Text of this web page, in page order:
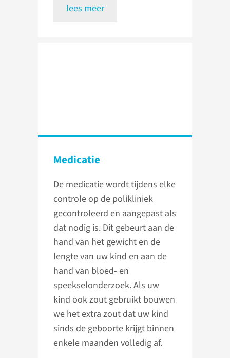
lees meer
Medicatie
De medicatie wordt tijdens elke
controle op de polikliniek
gecontroleerd en aangepast als
dat nodig is. Dit gebeurt aan de
hand van het gewicht en de
lengte van uw kind en aan de
hand van bloed- en
speekselonderzoek. Als uw
kind ook zout gebruikt bouwen
we het extra zout dat uw kind
sinds de geboorte krijgt binnen
enkele maanden volledig af.